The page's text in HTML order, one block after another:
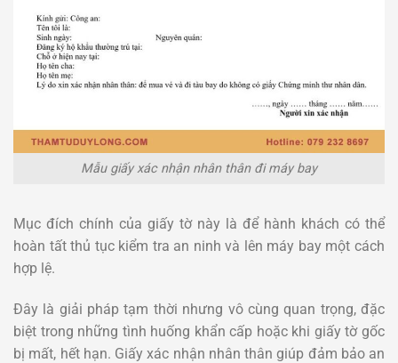
Mẫu giấy xác nhận nhân thân đi máy bay
Mục đích chính của giấy tờ này là để hành khách có thể
hoàn tất thủ tục kiểm tra an ninh và lên máy bay một cách
hợp lệ.
Đây là giải pháp tạm thời nhưng vô cùng quan trọng, đặc
biệt trong những tình huống khẩn cấp hoặc khi giấy tờ gốc
bị mất, hết hạn. Giấy xác nhận nhân thân giúp đảm bảo an